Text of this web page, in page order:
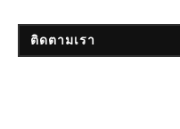
ติดตามเรา